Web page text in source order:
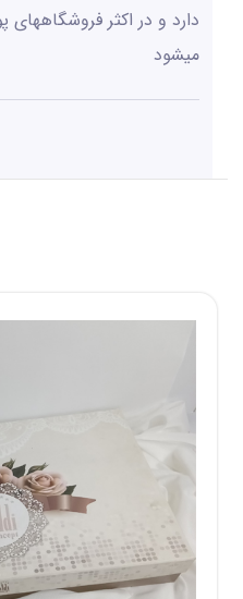
دارد و در اکثر
میشود